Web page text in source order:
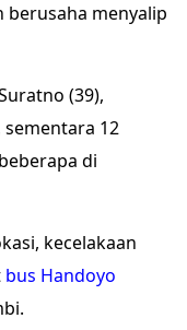
berusaha menyalip
(39),
12
di
kecelakaan
bus Handoyo